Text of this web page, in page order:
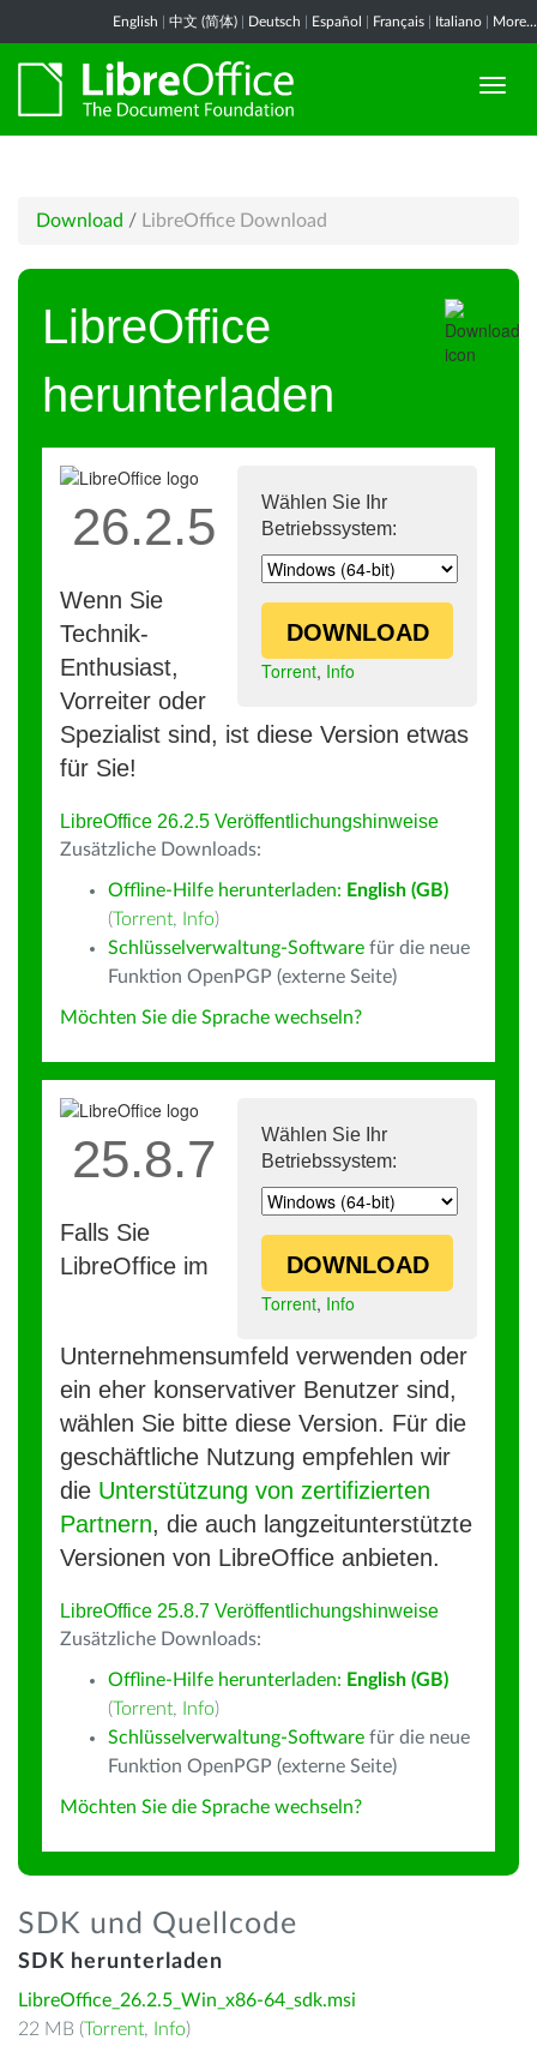
English 中文 (简体) Deutsch Español Français Italiano More...
Download / LibreOffice Download
LibreOffice
herunterladen
Wählen Sie Ihr
Betriebssystem:
DOWNLOAD
Torrent, Info
26.2.5
Wenn Sie
Technik-
Enthusiast,
Vorreiter oder
Spezialist sind, ist diese Version etwas
für Sie!
LibreOffice 26.2.5 Veröffentlichungshinweise
Zusätzliche Downloads:
Offline-Hilfe herunterladen: English (GB)
(Torrent, Info)
Schlüsselverwaltung-Software für die neue
Funktion OpenPGP (externe Seite)
Möchten Sie die Sprache wechseln?
Wählen Sie Ihr
Betriebssystem:
DOWNLOAD
Torrent, Info
25.8.7
Falls Sie
LibreOffice im
Unternehmensumfeld verwenden oder
ein eher konservativer Benutzer sind,
wählen Sie bitte diese Version. Für die
geschäftliche Nutzung empfehlen wir
die Unterstützung von zertifizierten
Partnern, die auch langzeitunterstützte
Versionen von LibreOffice anbieten.
LibreOffice 25.8.7 Veröffentlichungshinweise
Zusätzliche Downloads:
Offline-Hilfe herunterladen: English (GB)
(Torrent, Info)
Schlüsselverwaltung-Software für die neue
Funktion OpenPGP (externe Seite)
Möchten Sie die Sprache wechseln?
SDK und Quellcode
SDK herunterladen
LibreOffice_26.2.5_Win_x86-64_sdk.msi
22 MB (Torrent, Info)